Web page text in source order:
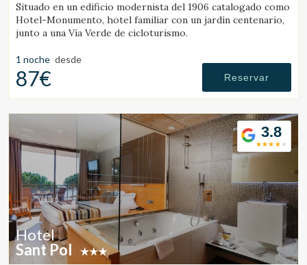
Situado en un edificio modernista del 1906 catalogado como
Hotel-Monumento, hotel familiar con un jardín centenario,
junto a una Vía Verde de cicloturismo.
1 noche desde
87€ Reservar
3.8
Hotel
Sant Pol